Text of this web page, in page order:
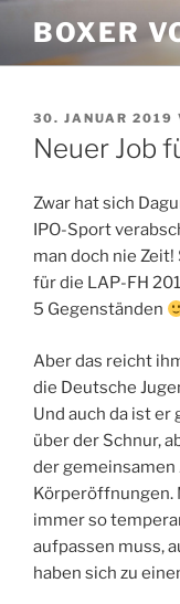
Inhalt
springen
BOXER
VERÖFFENTLICHT
AM
30. JANUAR 2019
Neuer Job
Zwar hat sich
IPO-Sport
man doch nie
für die LAP-FH
5 Gegenständen
Aber das reicht
die Deutsche
Und auch da ist er
über der Schnur,
der
Körperöffnungen.
immer so
aufpassen muss,
haben sich zu